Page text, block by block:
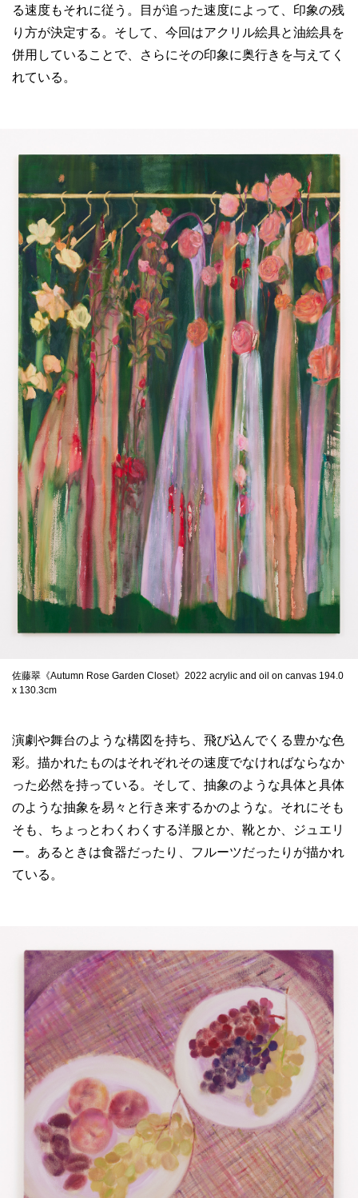
る速度もそれに従う。目が追った速度によって、印象の残
り方が決定する。そして、今回はアクリル絵具と油絵具を
併用していることで、さらにその印象に奥行きを与えてく
れている。
佐藤翠《Autumn Rose Garden Closet》2022 acrylic and oil on canvas 194.0
x 130.3cm
演劇や舞台のような構図を持ち、飛び込んでくる豊かな色
彩。描かれたものはそれぞれその速度でなければならなか
った必然を持っている。そして、抽象のような具体と具体
のような抽象を易々と行き来するかのような。それにそも
そも、ちょっとわくわくする洋服とか、靴とか、ジュエリ
ー。あるときは食器だったり、フルーツだったりが描かれ
ている。